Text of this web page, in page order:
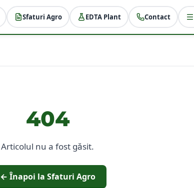
Sfaturi Agro EDTA Plant Contact
404
Articolul nu a fost găsit.
← Înapoi la Sfaturi Agro